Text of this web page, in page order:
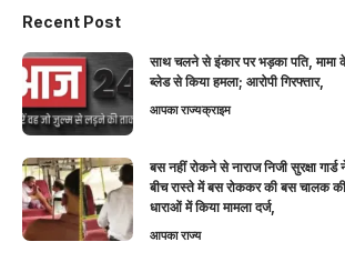
Recent Post
साथ चलने से इंकार पर भड़का पति, मामा
ब्लेड से किया हमला; आरोपी गिरफ्तार,
आपका राज्यक्राइम
बस नहीं रोकने से नाराज निजी सुरक्षा
बीच रास्ते में बस रोककर की बस चालक की
धाराओं में किया मामला दर्ज,
आपका राज्य